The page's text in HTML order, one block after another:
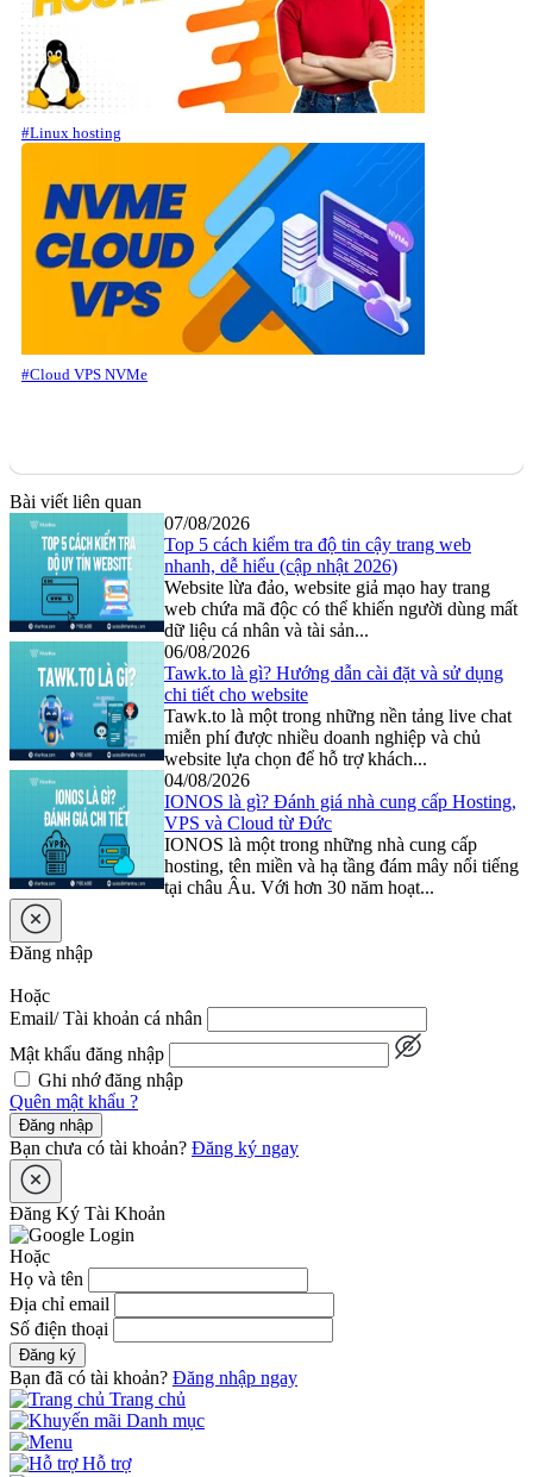
#Linux hosting
#Cloud VPS NVMe
Bài viết liên quan
07/08/2026
Top 5 cách kiểm tra độ tin cậy trang web
nhanh, dễ hiểu (cập nhật 2026)
Website lừa đảo, website giả mạo hay trang
web chứa mã độc có thể khiến người dùng mất
dữ liệu cá nhân và tài sản...
06/08/2026
Tawk.to là gì? Hướng dẫn cài đặt và sử dụng
chi tiết cho website
Tawk.to là một trong những nền tảng live chat
miễn phí được nhiều doanh nghiệp và chủ
website lựa chọn để hỗ trợ khách...
04/08/2026
IONOS là gì? Đánh giá nhà cung cấp Hosting,
VPS và Cloud từ Đức
IONOS là một trong những nhà cung cấp
hosting, tên miền và hạ tầng đám mây nổi tiếng
tại châu Âu. Với hơn 30 năm hoạt...
Đăng nhập
Hoặc
Email/ Tài khoản cá nhân
Mật khẩu đăng nhập
Ghi nhớ đăng nhập
Quên mật khẩu ?
Đăng nhập
Bạn chưa có tài khoản? Đăng ký ngay
Đăng Ký Tài Khoản
Hoặc
Họ và tên
Địa chỉ email
Số điện thoại
Đăng ký
Bạn đã có tài khoản? Đăng nhập ngay
Trang chủ
Danh mục
Hỗ trợ